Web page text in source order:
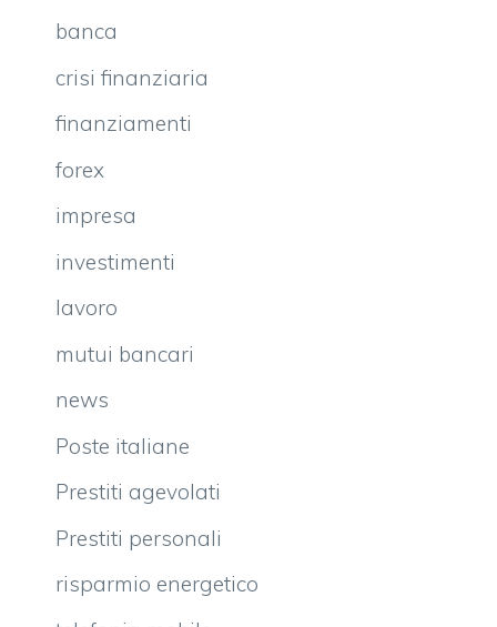
banca
crisi finanziaria
finanziamenti
forex
impresa
investimenti
lavoro
mutui bancari
news
Poste italiane
Prestiti agevolati
Prestiti personali
risparmio energetico